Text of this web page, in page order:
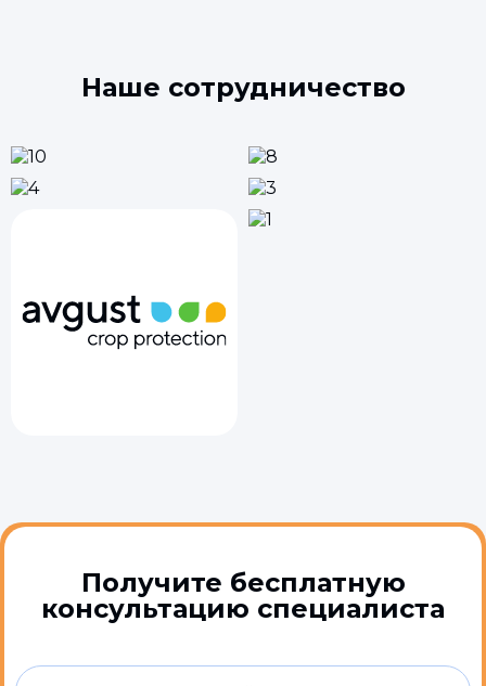
Наше сотрудничество
Получите бесплатную
консультацию специалиста